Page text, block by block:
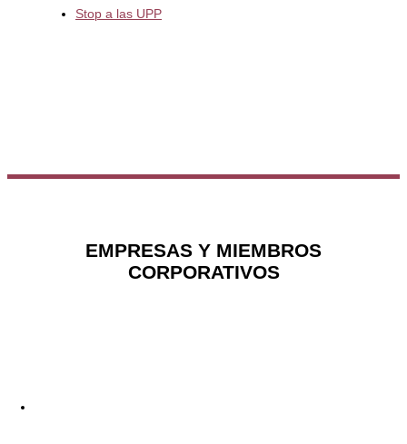
Stop a las UPP
EMPRESAS Y MIEMBROS
CORPORATIVOS